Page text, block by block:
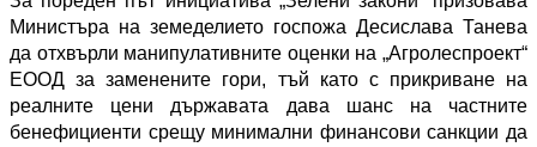
Министъра на земеделието госпожа Десислава Танева
да отхвърли манипулативните оценки на „Агролеспроект“
ЕООД за заменените гори, тъй като с прикриване на
реалните цени държавата дава шанс на частните
бенефициенти срещу минимални финансови санкции да